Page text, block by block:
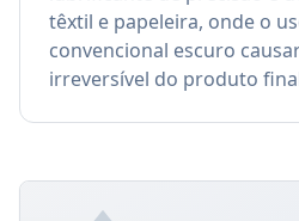
têxtil e papeleira, onde o
convencional escuro
irreversível do produto